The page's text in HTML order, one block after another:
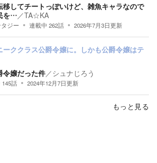
してチートっぽいけど、雑魚キャラなので
を… ／TA☆KA
ジー 連載中 262話 2026年7月3日更新
ーククラス公爵令嬢に。しかも公爵令嬢はテ
令嬢だった件／シュナじろう
145話 2024年12月7日更新
もっと見る